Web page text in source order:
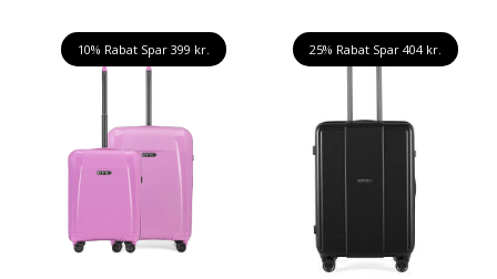
10% Rabat Spar 399 kr. 25% Rabat Spar 404 kr.